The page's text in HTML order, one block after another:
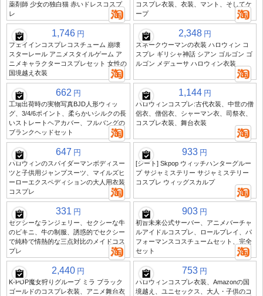
薬剤師 少女の独白猫 赤いドレスコスプ
レ
コスプレ衣装、衣装、マント、そしてケ
ープ
1,746 円
フェイインコスプレコスチューム 崩壊
スターレール アニメスタイルゲーム ア
ニメキャラクターコスプレセット 女性の
国境越え衣装
2,348 円
スネークウーマンの衣装 ハロウィン コ
スプレ ギリシャ神話 シアン ゴルゴン ゴ
ルゴン メデューサ ハロウィン衣装
662 円
工場出荷時の実物写真BJD人形ウィッ
グ、3/4/6ポイント、柔らかいシルクの長
いストレートヘアカバー、フルバングの
ブランクヘッドセット
1,144 円
ハロウィンコスプレ:古代衣装、中世の僧
侶衣、僧侶衣、シャーマン衣、司祭衣、
コスプレ衣装、舞台衣装
647 円
ハロウィンのスパイダーマンボディスー
ツと子供用ジャンプスーツ、マイルズヒ
ーローエクスペディションの大人用衣装
コスプレ
933 円
[シート] Skpop ウィッチハンターグルー
プ サジャミステリー サジャミステリー
コスプレ ウィッグスカルプ
331 円
セクシーなランジェリー、セクシーな牛
のビキニ、牛の制服、誘惑的でセクシー
で純粋で情熱的な三点対比のメイドコス
プレ
903 円
初音未来公式サーバー、アニメバーチャ
ルアイドルコスプレ、ロールプレイ、パ
フォーマンスコスチュームセット、完全
セット
2,440 円
K-POP魔女狩りグループ ミラ ブラック
ゴールドのコスプレ衣装、アニメ舞台衣
753 円
ハロウィンコスプレ衣装、Amazonの国
境越え、ユニセックス、大人・子供のコ